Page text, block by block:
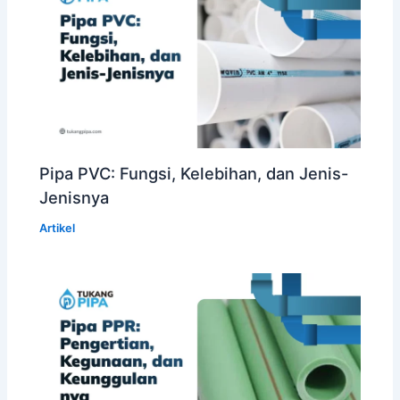
Pipa PVC: Fungsi, Kelebihan, dan Jenis-
Jenisnya
Artikel